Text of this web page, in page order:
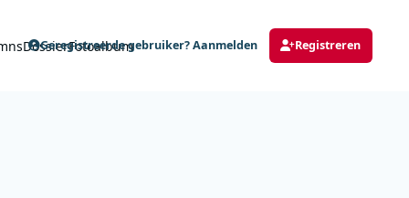
DossierFotoalbum
Geregistreerde gebruiker? Aanmelden Registreren